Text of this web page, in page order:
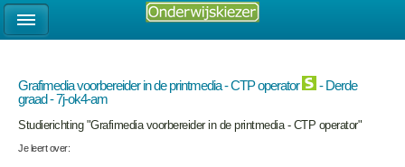
Grafimedia voorbereider in de printmedia - CTP operator
- Derde
graad - 7j-ok4-am
Studierichting "Grafimedia voorbereider in de printmedia - CTP operator"
Je leert over: